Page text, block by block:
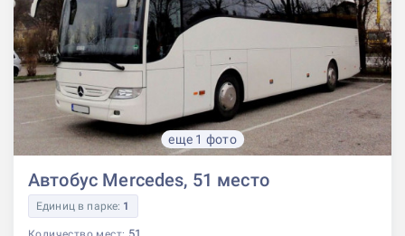
еще 1 фото
Автобус Mercedes, 51 место
Единиц в парке: 1